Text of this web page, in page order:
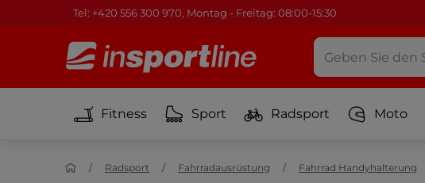
Tel: +420 556 300 970, Montag - Freitag: 08:00-15:30
Fitness Sport Radsport Moto
Radsport Fahrradausrüstung Fahrrad Handyhalterung